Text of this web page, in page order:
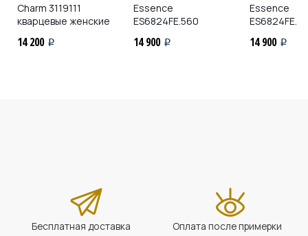
Charm 3119111
кварцевые женские
14 200 i
Essence
ES6824FE.560
14 900 i
Essence
14 900 i
Бесплатная доставка Оплата после примерки